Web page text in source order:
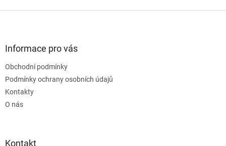
Informace pro vás
Obchodní podmínky
Podmínky ochrany osobních údajů
Kontakty
O nás
Kontakt